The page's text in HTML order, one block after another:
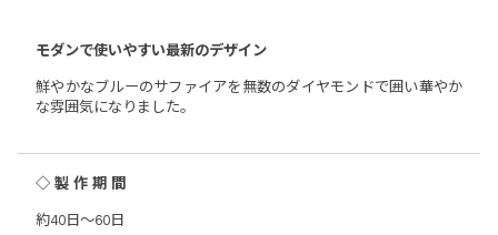
モダンで使いやすい最新のデザイン
鮮やかなブルーのサファイアを無数のダイヤモンドで囲い華やか
な雰囲気になりました。
◇製作期間
約40日～60日